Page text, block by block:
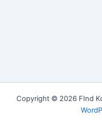
Copyright © 2026 FInd